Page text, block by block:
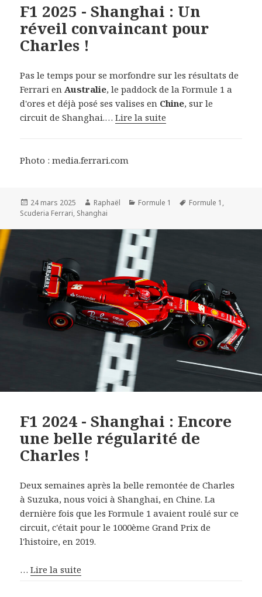
F1 2025 - Shanghai : Un
réveil convaincant pour
Charles !
Pas le temps pour se morfondre sur les résultats de
Ferrari enAustralie, le paddock de la Formule 1 a
d'ores et déjà posé ses valises en Chine, sur le
circuit de Shanghai.…Lire la suite
Photo : media.ferrari.com
Publié
le
24 mars 2025 Auteur
Raphaël Catégories
Formule 1
Mots-
Formule 1 ,
Scuderia Ferrari, Shanghai
F1 2024 - Shanghai : Encore
une belle régularité de
Charles !
Deux semaines après la belle remontée de Charles
à Suzuka, nous voici à Shanghai, en Chine. La
dernière fois que les Formule 1 avaient roulé sur ce
circuit, c'était pour le 1000ème Grand Prix de
l'histoire, en 2019.
…Lire la suite